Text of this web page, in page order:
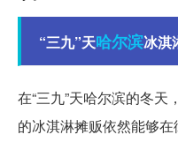
“三九”天哈尔滨冰淇
在“三九”天哈尔滨的冬
的冰淇淋摊贩依然能够